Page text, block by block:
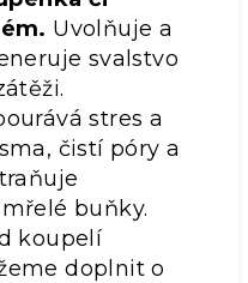
Uvolňuje a
svalstvo
stres a
čistí póry a
buňky.
koupelí
doplnit o